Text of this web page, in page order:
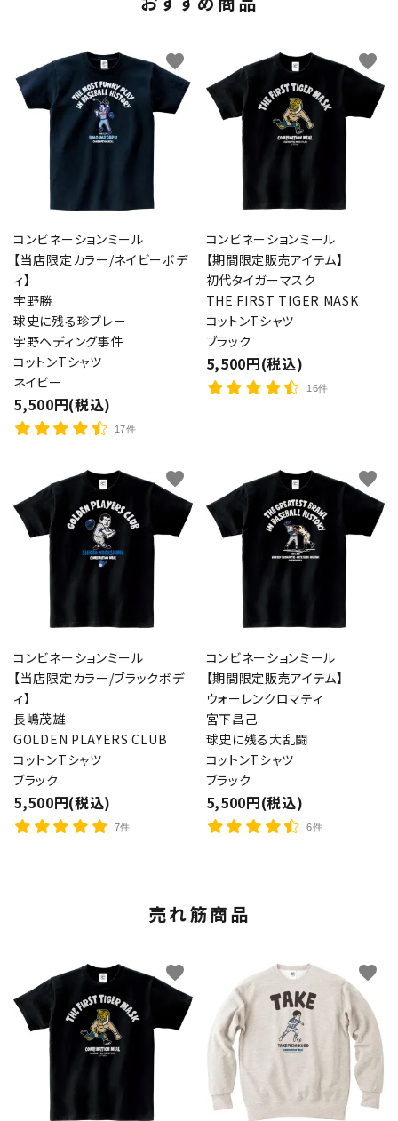
コンビネーションミール
【当店限定カラー/ネイビーボデ
ィ】
宇野勝
球史に残る珍プレー
宇野ヘディング事件
コットンTシャツ
ネイビー
5,500円(税込)
17件
favorite
コンビネーションミール
【期間限定販売アイテム】
初代タイガーマスク
THE FIRST TIGER MASK
コットンTシャツ
ブラック
5,500円(税込)
16件
favorite
コンビネーションミール
【当店限定カラー/ブラックボデ
ィ】
長嶋茂雄
GOLDEN PLAYERS CLUB
コットンTシャツ
ブラック
5,500円(税込)
7件
favorite
コンビネーションミール
【期間限定販売アイテム】
ウォーレンクロマティ
宮下昌己
球史に残る大乱闘
コットンTシャツ
ブラック
5,500円(税込)
6件
favorite
売れ筋商品
favorite favorite